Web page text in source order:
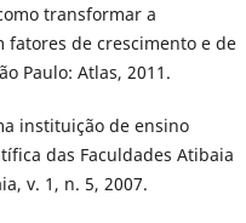
transformar a
fatores de crescimento e de
Paulo: Atlas, 2011.
instituição de ensino
das Faculdades Atibaia
v. 1, n. 5, 2007.